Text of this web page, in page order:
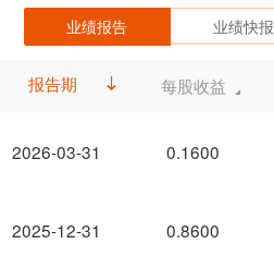
业绩报告 业绩快报
报告期
2026-03-31
2025-12-31
每股收益
0.1600
0.8600